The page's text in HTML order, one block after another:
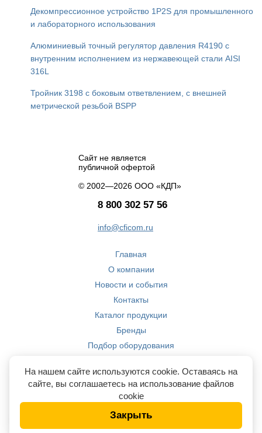
Декомпрессионное устройство 1P2S для промышленного
и лабораторного использования
Алюминиевый точный регулятор давления R4190 с
внутренним исполнением из нержавеющей стали AISI
316L
Тройник 3198 с боковым ответвлением, с внешней
метрической резьбой BSPP
Сайт не является
публичной офертой
© 2002—2026 ООО «КДП»
8 800 302 57 56
info@cficom.ru
Главная
О компании
Новости и события
Контакты
Каталог продукции
Бренды
Подбор оборудования
Компетенции
На нашем сайте используются cookie. Оставаясь на
сайте, вы соглашаетесь на использование файлов
cookie
Закрыть